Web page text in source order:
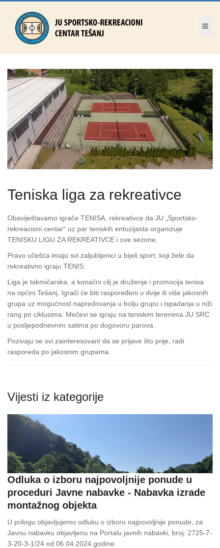
Teniska liga za rekreativce
Obaviještavamo igrače TENISA, rekreativce da JU „Sportsko-
rekreacioni centar“ uz par teniskih entuzijasta organizuje
TENISKU LIGU ZA REKREATIVCE i ove sezone.
Pravo učešća imaju svi zaljubljenici u bijeli sport, koji žele da
rekreativno igraju TENIS.
Liga je takmičarska, a konačni cilj je druženje i promocija tenisa
na općini Tešanj. Igrači će biti raspoređeni u dvije ili više jakosnih
grupa uz mogućnost napredovanja u bolju grupu i ispadanja u niži
rang po ciklusima. Mečevi se igraju na teniskim terenima JU SRC
u posljepodnevnim satima po dogovoru parova.
Pozivaju se svi zainteresovani da se prijave što prije, radi
rasporeda po jakosnim grupama.
Vijesti iz kategorije
Odluka o izboru najpovoljnije ponude u
proceduri Javne nabavke - Nabavka izrade
montažnog objekta
U prilogu objavljujemo odluku o izboru najpovoljnije ponude, za
Javnu nabavku objavljenu na Portalu javnih nabavki, broj: 2725-7-
3-20-3-1/24 od 06.04.2024.godine.